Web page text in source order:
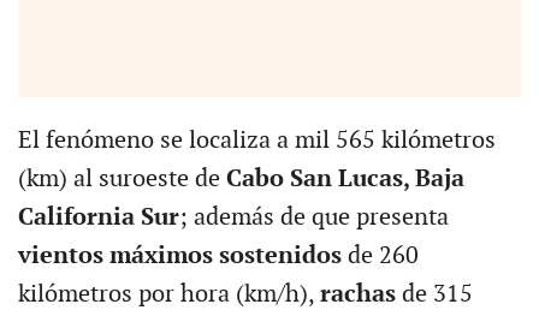
El fenómeno se localiza a mil 565 kilómetros
(km) al suroeste de Cabo San Lucas, Baja
California Sur; además de que presenta
vientos máximos sostenidosde 260
kilómetros por hora (km/h), rachas de 315